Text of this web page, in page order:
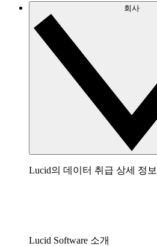
회사
Lucid의 데이터 취급 상세 정보
Lucid Software 소개